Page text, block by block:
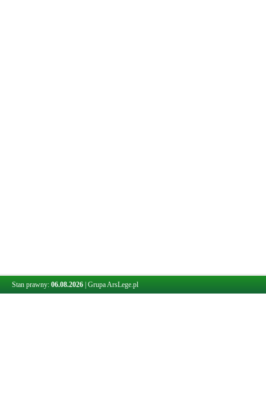
Stan prawny: 06.08.2026 Grupa ArsLege.pl